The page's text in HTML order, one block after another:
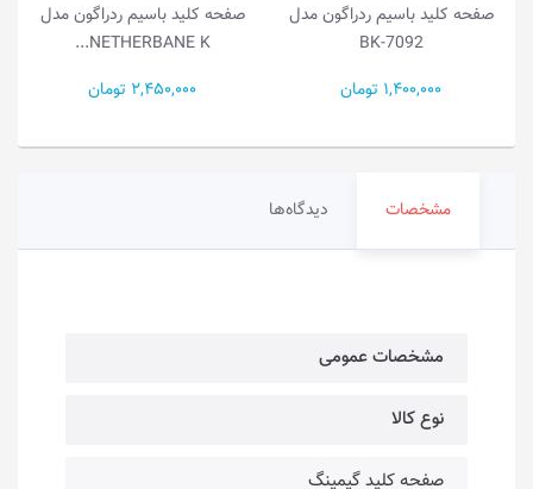
مدل
صفحه کلید باسیم ردراگون مدل
NETHERBANE K...
2,450,000 تومان
صفحه کلید بی‌سیم
VEIGAR K643...
6,780,000 تومان
مشخصات دیدگاه‌ها
مشخصات عمومی
نوع کالا
صفحه کلید گیمینگ